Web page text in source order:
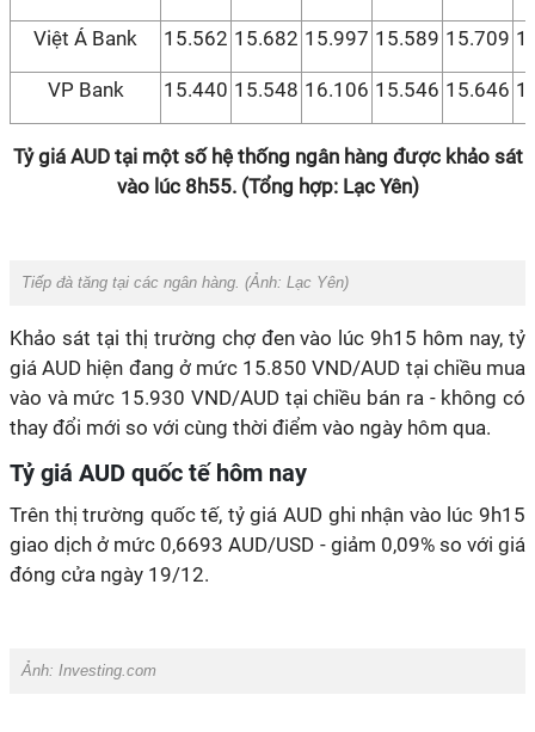
Việt Á Bank 15.562 15.682 15.997 15.589 15.709
VP Bank 15.440 15.548 16.106 15.546 15.646
Tỷ giá AUD tại một số hệ thống ngân hàng được khảo sát
vào lúc 8h55. (Tổng hợp: Lạc Yên)
Tiếp đà tăng tại các ngân hàng. (Ảnh: Lạc Yên)
Khảo sát tại thị trường chợ đen vào lúc 9h15 hôm nay, tỷ
giá AUD hiện đang ở mức 15.850 VND/AUD tại chiều mua
vào và mức 15.930 VND/AUD tại chiều bán ra - không có
thay đổi mới so với cùng thời điểm vào ngày hôm qua.
Tỷ giá AUD quốc tế hôm nay
Trên thị trường quốc tế, tỷ giá AUD ghi nhận vào lúc 9h15
giao dịch ở mức 0,6693 AUD/USD - giảm 0,09% so với giá
đóng cửa ngày 19/12.
Ảnh: Investing.com